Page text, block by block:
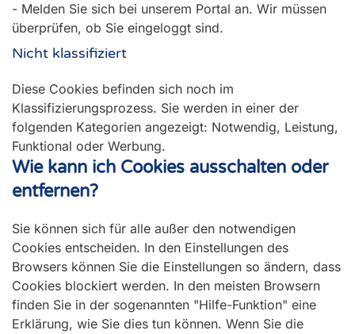
- Melden Sie sich bei unserem Portal an. Wir müssen
überprüfen, ob Sie eingeloggt sind.
Nicht klassifiziert
Diese Cookies befinden sich noch im
Klassifizierungsprozess. Sie werden in einer der
folgenden Kategorien angezeigt: Notwendig, Leistung,
Funktional oder Werbung.
Wie kann ich Cookies ausschalten oder
entfernen?
Sie können sich für alle außer den notwendigen
Cookies entscheiden. In den Einstellungen des
Browsers können Sie die Einstellungen so ändern, dass
Cookies blockiert werden. In den meisten Browsern
finden Sie in der sogenannten "Hilfe-Funktion" eine
Erklärung, wie Sie dies tun können. Wenn Sie die